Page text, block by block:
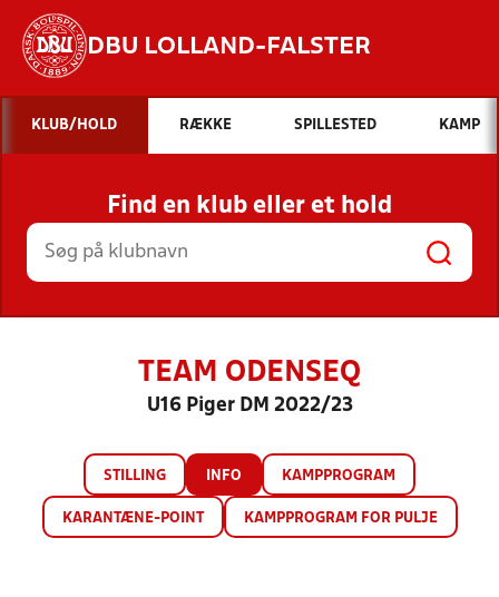
DBU LOLLAND-FALSTER
Hvad vil du søge efter?
INDHOLD OG NYHEDER
STILLINGER, RESULTATER, KLUBBER OG
HOLD
KLUB/HOLD RÆKKE SPILLESTED KAMP
Find en klub eller et hold
TEAM ODENSEQ
U16 Piger DM 2022/23
STILLING INFO KAMPPROGRAM
KARANTÆNE-POINT KAMPPROGRAM FOR PULJE